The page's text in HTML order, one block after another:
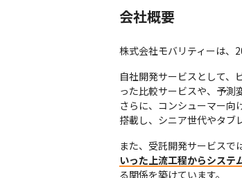
会社概要
株式会社モバリティーは、
自社開発サービスとして、
った比較サービスや、予測
さらに、コンシューマー向
搭載し、シニア世代やタブ
また、受託開発サービスで
いった上流工程からシステ
る関係を築けています。